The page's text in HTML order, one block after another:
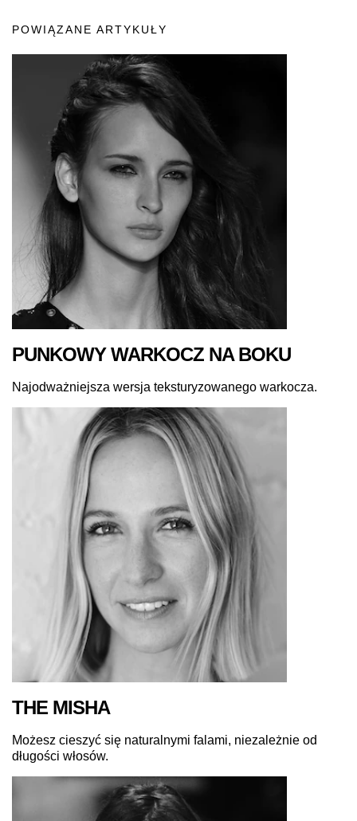
POWIĄZANE ARTYKUŁY
PUNKOWY WARKOCZ NA BOKU
Najodważniejsza wersja teksturyzowanego warkocza.
THE MISHA
Możesz cieszyć się naturalnymi falami, niezależnie od
długości włosów.